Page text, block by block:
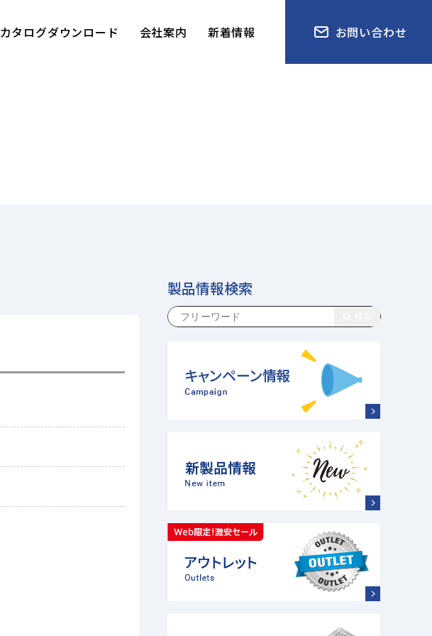
カタログダウンロード 会社案内 新着情報 お問い合わせ
製品情報検索